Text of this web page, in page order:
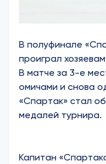
В полуфинале
проиграл
В матче за 3-е
омичами и снова
«Спартак» стал
медалей турнира.
Капитан